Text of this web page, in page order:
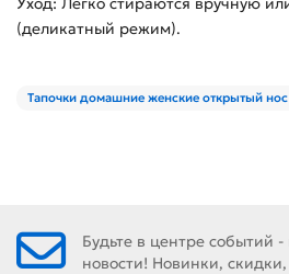
(деликатный режим).
Тапочки домашние женские открытый
Будьте в центре событий
новости! Новинки,